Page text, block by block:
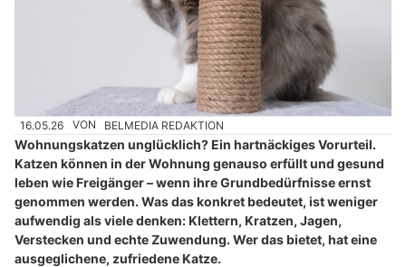
16.05.26 VON BELMEDIA REDAKTION
Wohnungskatzen unglücklich? Ein hartnäckiges Vorurteil.
Katzen können in der Wohnung genauso erfüllt und gesund
leben wie Freigänger – wenn ihre Grundbedürfnisse ernst
genommen werden. Was das konkret bedeutet, ist weniger
aufwendig als viele denken: Klettern, Kratzen, Jagen,
Verstecken und echte Zuwendung. Wer das bietet, hat eine
ausgeglichene, zufriedene Katze.